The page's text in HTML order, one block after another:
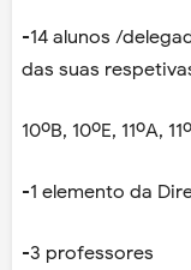
-14 alunos /
das suas
10ºB, 10ºE, 11ºA,
-1 elemento da
-3 professores